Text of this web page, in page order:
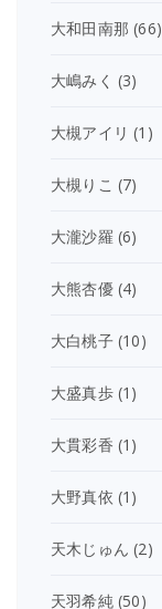
大和田南那 (66)
大嶋みく (3)
大槻アイリ (1)
大槻りこ (7)
大瀧沙羅 (6)
大熊杏優(4)
大白桃子(10)
大盛真歩(1)
大貫彩香 (1)
大野真依 (1)
天木じゅん (2)
天羽希純(50)